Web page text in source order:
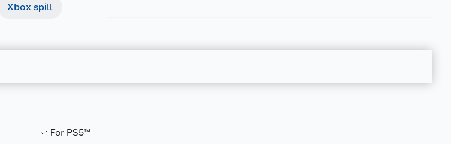
Xbox spill
For PS5™